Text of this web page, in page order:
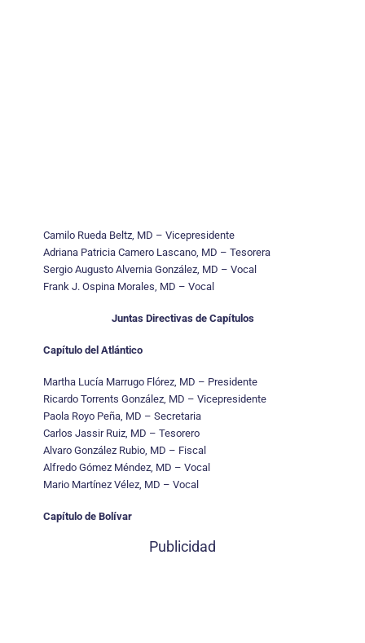
Camilo Rueda Beltz, MD – Vicepresidente
Adriana Patricia Camero Lascano, MD – Tesorera
Sergio Augusto Alvernia González, MD – Vocal
Frank J. Ospina Morales, MD – Vocal
Juntas Directivas de Capítulos
Capítulo del Atlántico
Martha Lucía Marrugo Flórez, MD – Presidente
Ricardo Torrents González, MD – Vicepresidente
Paola Royo Peña, MD – Secretaria
Carlos Jassir Ruiz, MD – Tesorero
Alvaro González Rubio, MD – Fiscal
Alfredo Gómez Méndez, MD – Vocal
Mario Martínez Vélez, MD – Vocal
Capítulo de Bolívar
Publicidad